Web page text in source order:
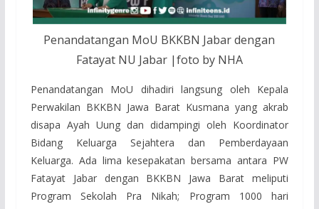
Penandatangan MoU BKKBN Jabar dengan
Fatayat NU Jabar |foto by NHA
Penandatangan MoU dihadiri langsung oleh Kepala
Perwakilan BKKBN Jawa Barat Kusmana yang akrab
disapa Ayah Uung dan didampingi oleh Koordinator
Bidang Keluarga Sejahtera dan Pemberdayaan
Keluarga. Ada lima kesepakatan bersama antara PW
Fatayat Jabar dengan BKKBN Jawa Barat meliputi
Program Sekolah Pra Nikah; Program 1000 hari